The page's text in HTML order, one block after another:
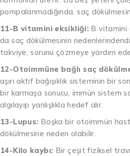
pompalanmadığında, saç
11-B vitamini eksikliği: B vitamini
da saç dökülmesinin
takviye, sorunu çözmeye yardım
12-Otoimmüne bağlı saç
aşırı aktif bağışıklık sisteminin bir
bir karmaşa sonucu, immün sistem
algılayıp yanlışlıkla hedef alır.
13-Lupus: Başka bir otoimmün
dökülmesine neden olabilir.
14-Kilo kaybı: Bir çeşit fiziksel